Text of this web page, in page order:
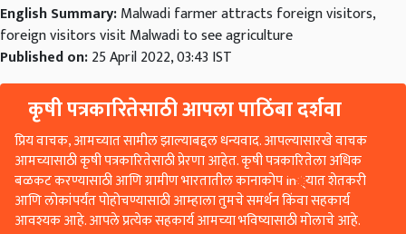
English Summary:Malwadi farmer attracts foreign visitors,
foreign visitors visit Malwadi to see agriculture
Published on:25 April 2022, 03:43 IST
कृषी पत्रकारितेसाठी आपला पाठिंबा दर्शवा
प्रिय वाचक, आमच्यात सामील झाल्याबद्दल धन्यवाद. आपल्यासारखे वाचक
आमच्यासाठी कृषी पत्रकारितेसाठी प्रेरणा आहेत. कृषी पत्रकारितेला अधिक
बळकट करण्यासाठी आणि ग्रामीण भारतातील कानाकोप in्यात शेतकरी
आणि लोकांपर्यंत पोहोचण्यासाठी आम्हाला तुमचे समर्थन किंवा सहकार्य
आवश्यक आहे. आपले प्रत्येक सहकार्य आमच्या भविष्यासाठी मोलाचे आहे.